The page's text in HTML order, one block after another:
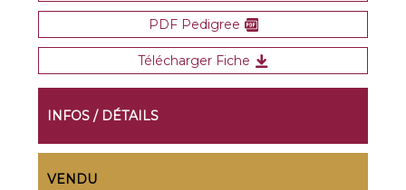
PDF Pedigree
Télécharger Fiche
INFOS / DÉTAILS
VENDU